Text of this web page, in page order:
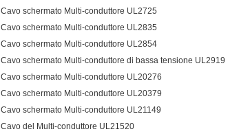
Cavo schermato Multi-conduttore UL2725
Cavo schermato Multi-conduttore UL2835
Cavo schermato Multi-conduttore UL2854
Cavo schermato Multi-conduttore di bassa tensione UL2919
Cavo schermato Multi-conduttore UL20276
Cavo schermato Multi-conduttore UL20379
Cavo schermato Multi-conduttore UL21149
Cavo del Multi-conduttore UL21520